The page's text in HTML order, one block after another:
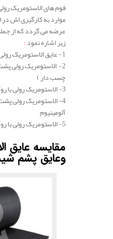
فوم های الاستومریک
موارد به کارگیری اش در
عرضه می گردد که از
زیر اشاره نمود:
1- عایق الاستومریک رولی ساده (عایق خام)
2- الاستومریک رولی
چسب دار )
3- الاستومریک رولی با روکش آلومینیوم
4- الاستومریک رولی
آلومینیوم
5- الاستومریک رولی با روکش پروتکت بلک
مقایسه عایق
وعایق پشم